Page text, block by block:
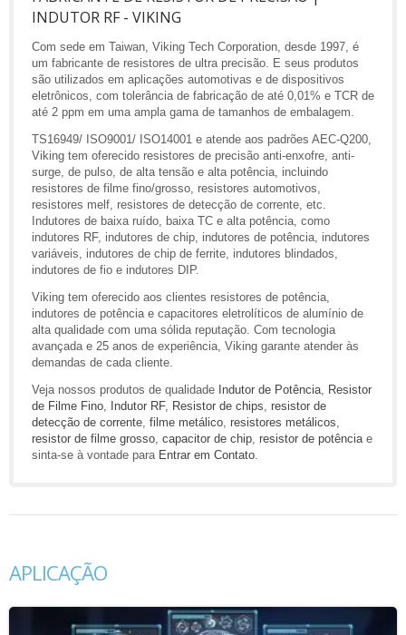
INDUTOR RF - VIKING
Com sede em Taiwan, Viking Tech Corporation, desde 1997, é
um fabricante de resistores de ultra precisão. E seus produtos
são utilizados em aplicações automotivas e de dispositivos
eletrônicos, com tolerância de fabricação de até 0,01% e TCR de
até 2 ppm em uma ampla gama de tamanhos de embalagem.
TS16949/ ISO9001/ ISO14001 e atende aos padrões AEC-Q200,
Viking tem oferecido resistores de precisão anti-enxofre, anti-
surge, de pulso, de alta tensão e alta potência, incluindo
resistores de filme fino/grosso, resistores automotivos,
resistores melf, resistores de detecção de corrente, etc.
Indutores de baixa ruído, baixa TC e alta potência, como
indutores RF, indutores de chip, indutores de potência, indutores
variáveis, indutores de chip de ferrite, indutores blindados,
indutores de fio e indutores DIP.
Viking tem oferecido aos clientes resistores de potência,
indutores de potência e capacitores eletrolíticos de alumínio de
alta qualidade com uma sólida reputação. Com tecnologia
avançada e 25 anos de experiência, Viking garante atender às
demandas de cada cliente.
Veja nossos produtos de qualidade Indutor de Potência
Resistor
de Filme Fino
Indutor RF, Resistor de chips resistor de
detecção de corrente filme metálico resistores metálicos
resistor de filme grosso capacitor de chip resistor de potência e
sinta-se à vontade para Entrar em Contato
APLICAÇÃO